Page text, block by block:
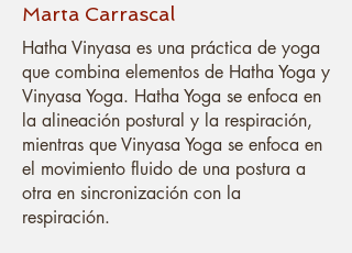
Marta Carrascal
Hatha Vinyasa es una práctica de yoga
que combina elementos de Hatha Yoga y
Vinyasa Yoga. Hatha Yoga se enfoca en
la alineación postural y la respiración,
mientras que Vinyasa Yoga se enfoca en
el movimiento fluido de una postura a
otra en sincronización con la
respiración.